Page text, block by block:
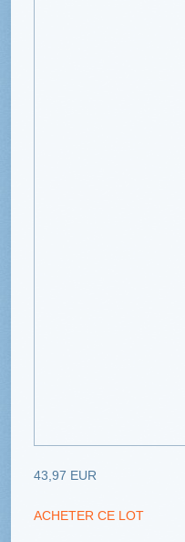
43,97 EUR
ACHETER CE LOT